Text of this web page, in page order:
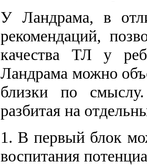
У Ландрама, в
рекомендаций,
качества ТЛ у
Ландрама можно
близки по
разбитая на
1. В первый блок
воспитания